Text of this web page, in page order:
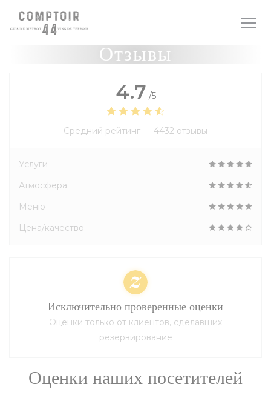
Панель управления cookies
Отзывы
Оценки наших посетителей
4.7 /5
Средний рейтинг — 4432 отзывы
Услуги
Атмосфера
Меню
Цена/качество
Исключительно проверенные оценки
Оценки только от клиентов, сделавших
резервирование